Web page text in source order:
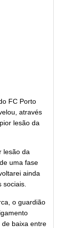
FC Porto
através
lesão da
lesão da
uma fase
ainda
o guardião
baixa entre